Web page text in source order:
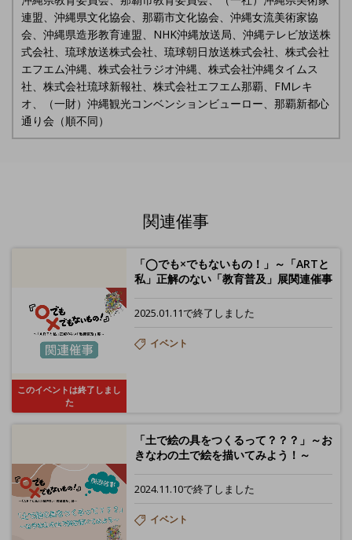
連盟、沖縄県文化協会、那覇市文化協会、沖縄女流美術家協
会、沖縄県造形教育連盟、NHK沖縄放送局、沖縄テレビ放送株
式会社、琉球放送株式会社、琉球朝日放送株式会社、株式会社
エフエム沖縄、株式会社ラジオ沖縄、株式会社沖縄タイムス
社、株式会社琉球新報社、株式会社エフエム那覇、FMレキ
オ、（一財）沖縄観光コンベンションビューロー、那覇新都心
通り会（順不同）
関連催事
このイベントは終了しまし
た
「◯でも×でもないもの！」～「ARTと
私」正解のない「教育普及」展関連催事
2025.01.11で終了しました
イベント
「土で絵の具をつくるって？？？」～お
きなわの土で絵を描いてみよう！～
2024.11.10で終了しました
イベント